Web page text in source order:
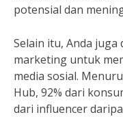
potensial dan
Selain itu, Anda
marketing untuk
media sosial.
Hub, 92% dari
dari influencer